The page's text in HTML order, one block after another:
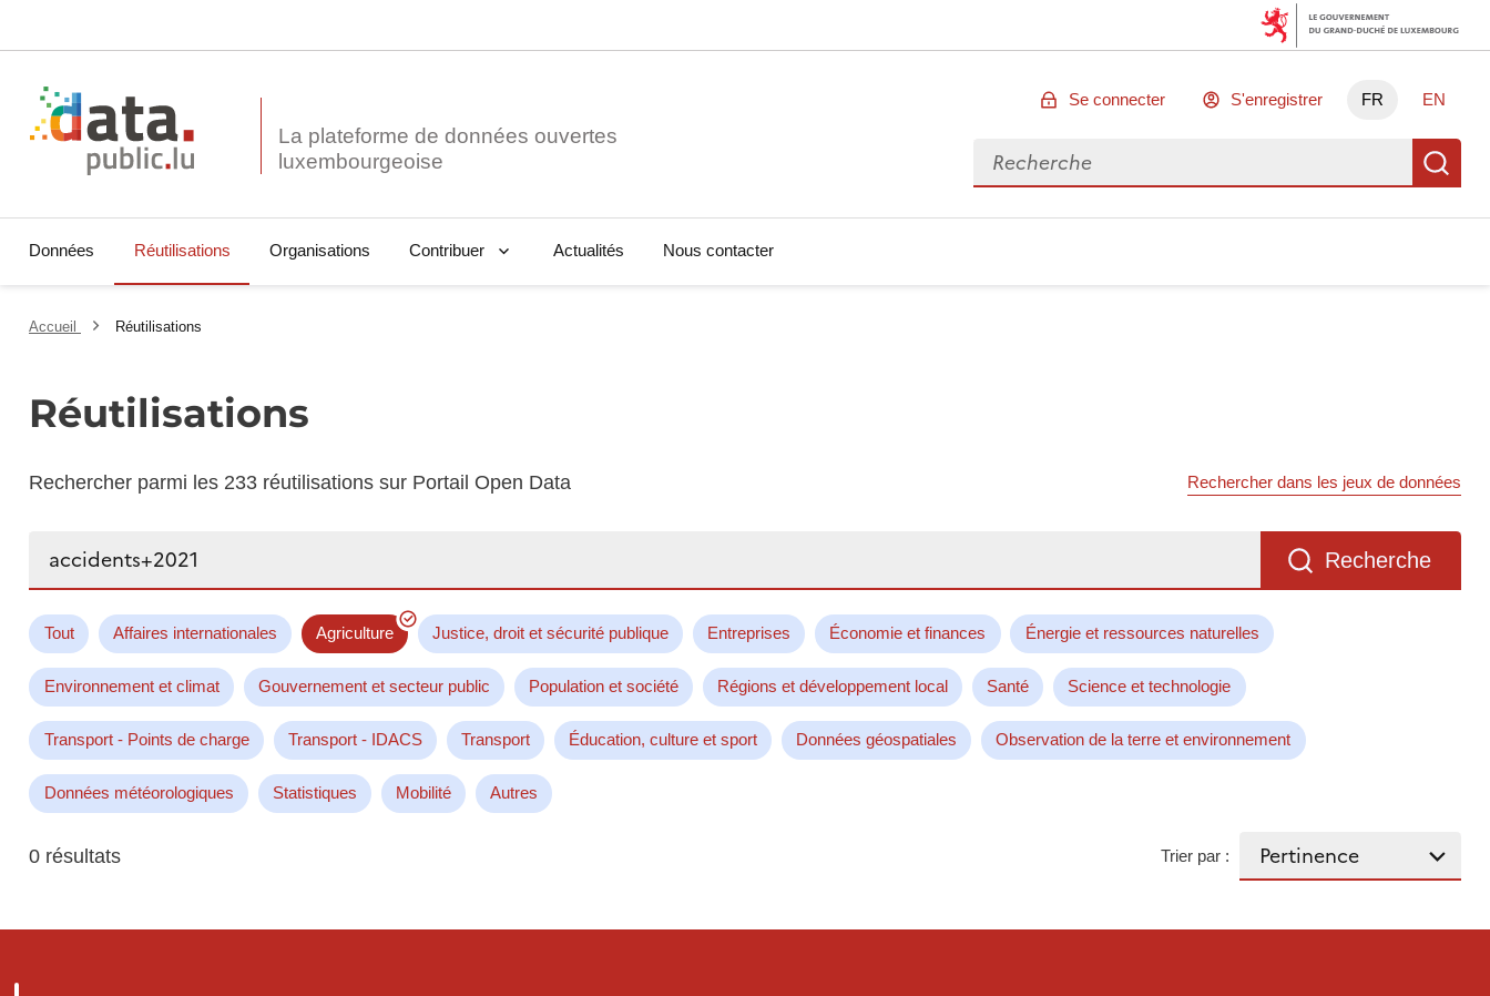
La plateforme de données ouvertes
Se connecter S'enregistrer FR EN
Rechercher des données
Données Réutilisations Organisations Contribuer Actualités Nous contacter
Accueil Réutilisations
Réutilisations
Rechercher parmi les 233 réutilisations sur Portail Open Data Rechercher dans les jeux de données
Recherche
Tout Affaires internationales Agriculture Justice, droit et sécurité publique Entreprises Économie et finances Énergie et ressources naturelles
Environnement et climat Gouvernement et secteur public Population et société Régions et développement local Santé Science et technologie
Transport - Points de charge Transport - IDACS Transport Éducation, culture et sport Données géospatiales Observation de la terre et environnement
Données météorologiques Statistiques Mobilité Autres
0 résultats Trier par :